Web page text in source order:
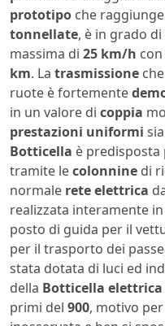
prototipo che
tonnellate, è in grado
massima di 25 km/h
km. La trasmissione
ruote è fortemente
in un valore di coppia
prestazioni uniformi
Botticella è predisposta
tramite lecolonnine di
normale rete elettrica
realizzata interamente in
posto di guida per il
per il trasporto dei
stata dotata di luci ed
della Botticella elettrica
primi del 900, motivo